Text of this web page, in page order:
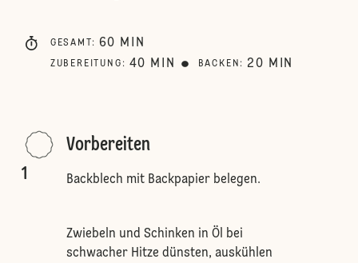
GESAMT : 60 MIN
ZUBEREITUNG : 40 MIN BACKEN : 20 MIN
1
Vorbereiten
Backblech mit Backpapier belegen.
Zwiebeln und Schinken in Öl bei
schwacher Hitze dünsten, auskühlen